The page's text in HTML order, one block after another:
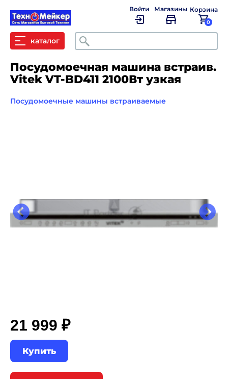
каталог Поиск
Войти Магазины Корзина
0
Посудомоечная машина встраив.
Vitek VT-BD411 2100Вт узкая
Посудомоечные машины встраиваемые
21 999 ₽
Купить